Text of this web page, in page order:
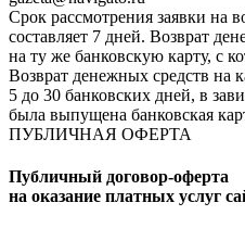
Срок рассмотрения заявки на
составляет 7 дней. Возврат
на ту же банковскую карту, с
Возврат денежных средств на
5 до 30 банковских дней, в
была выпущена банковская
ПУБЛИЧНАЯ ОФЕРТА
Публичный договор-оферта
на оказание платных услуг